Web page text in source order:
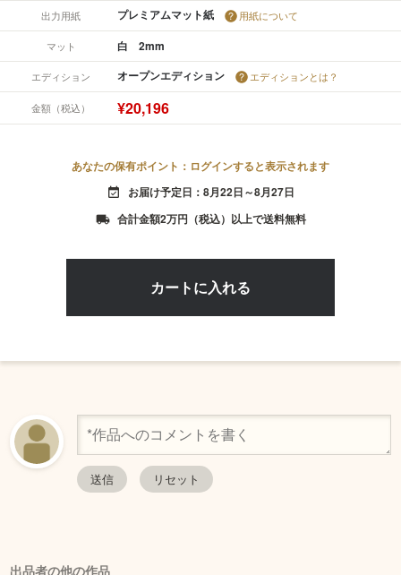
出力用紙 プレミアムマット紙 用紙について
マット 白 2mm
エディション オープンエディション エディションとは？
金額（税込） ¥20,196
あなたの保有ポイント：ログインすると表示されます
event_available お届け予定日：8月22日～8月27日
local_shipping 合計金額2万円（税込）以上で送料無料
出品者の他の作品